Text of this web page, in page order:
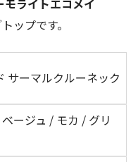
モライトエコメイ
ップです。
サーマルクルーネック
ージュ / モカ / グリ